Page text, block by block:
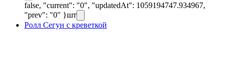
false, "current": "0", "updatedAt": 1059194747.934967,
"prev": "0" }шт
Ролл Сегун с креветкой